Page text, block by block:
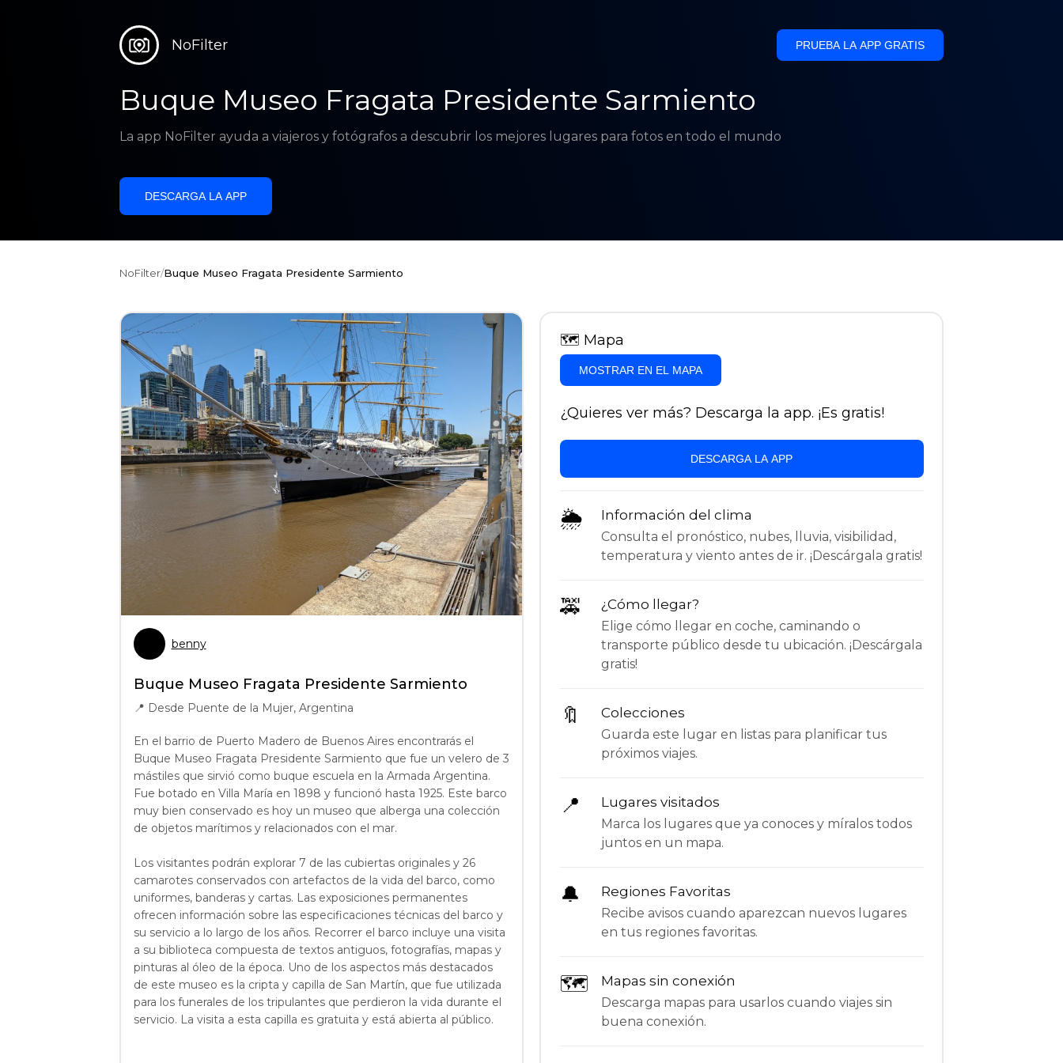
NoFilter PRUEBA LA APP GRATIS
Buque Museo Fragata Presidente Sarmiento
La app NoFilter ayuda a viajeros y fotógrafos a descubrir los mejores lugares para fotos en todo el mundo
DESCARGA LA APP
NoFilter/Buque Museo Fragata Presidente Sarmiento
benny
Buque Museo Fragata Presidente Sarmiento
📍 Desde Puente de la Mujer, Argentina
En el barrio de Puerto Madero de Buenos Aires encontrarás el
Buque Museo Fragata Presidente Sarmiento que fue un velero de 3
mástiles que sirvió como buque escuela en la Armada Argentina.
Fue botado en Villa María en 1898 y funcionó hasta 1925. Este barco
muy bien conservado es hoy un museo que alberga una colección
de objetos marítimos y relacionados con el mar.
Los visitantes podrán explorar 7 de las cubiertas originales y 26
camarotes conservados con artefactos de la vida del barco, como
uniformes, banderas y cartas. Las exposiciones permanentes
ofrecen información sobre las especificaciones técnicas del barco y
su servicio a lo largo de los años. Recorrer el barco incluye una visita
a su biblioteca compuesta de textos antiguos, fotografías, mapas y
pinturas al óleo de la época. Uno de los aspectos más destacados
de este museo es la cripta y capilla de San Martín, que fue utilizada
para los funerales de los tripulantes que perdieron la vida durante el
servicio. La visita a esta capilla es gratuita y está abierta al público.
🗺 Mapa
MOSTRAR EN EL MAPA
¿Quieres ver más? Descarga la app. ¡Es gratis!
DESCARGA LA APP
🌦 Información del clima
Consulta el pronóstico, nubes, lluvia, visibilidad,
temperatura y viento antes de ir. ¡Descárgala gratis!
🚕 ¿Cómo llegar?
Elige cómo llegar en coche, caminando o
transporte público desde tu ubicación. ¡Descárgala
gratis!
🔖 Colecciones
Guarda este lugar en listas para planificar tus
próximos viajes.
📍 Lugares visitados
Marca los lugares que ya conoces y míralos todos
juntos en un mapa.
🔔 Regiones Favoritas
Recibe avisos cuando aparezcan nuevos lugares
en tus regiones favoritas.
🗺 Mapas sin conexión
Descarga mapas para usarlos cuando viajes sin
buena conexión.